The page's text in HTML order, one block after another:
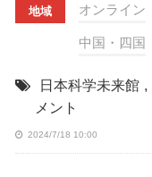
地域 オンライン
中国・四国
日本科学未来館 ,
メント
2024/7/18 10:00